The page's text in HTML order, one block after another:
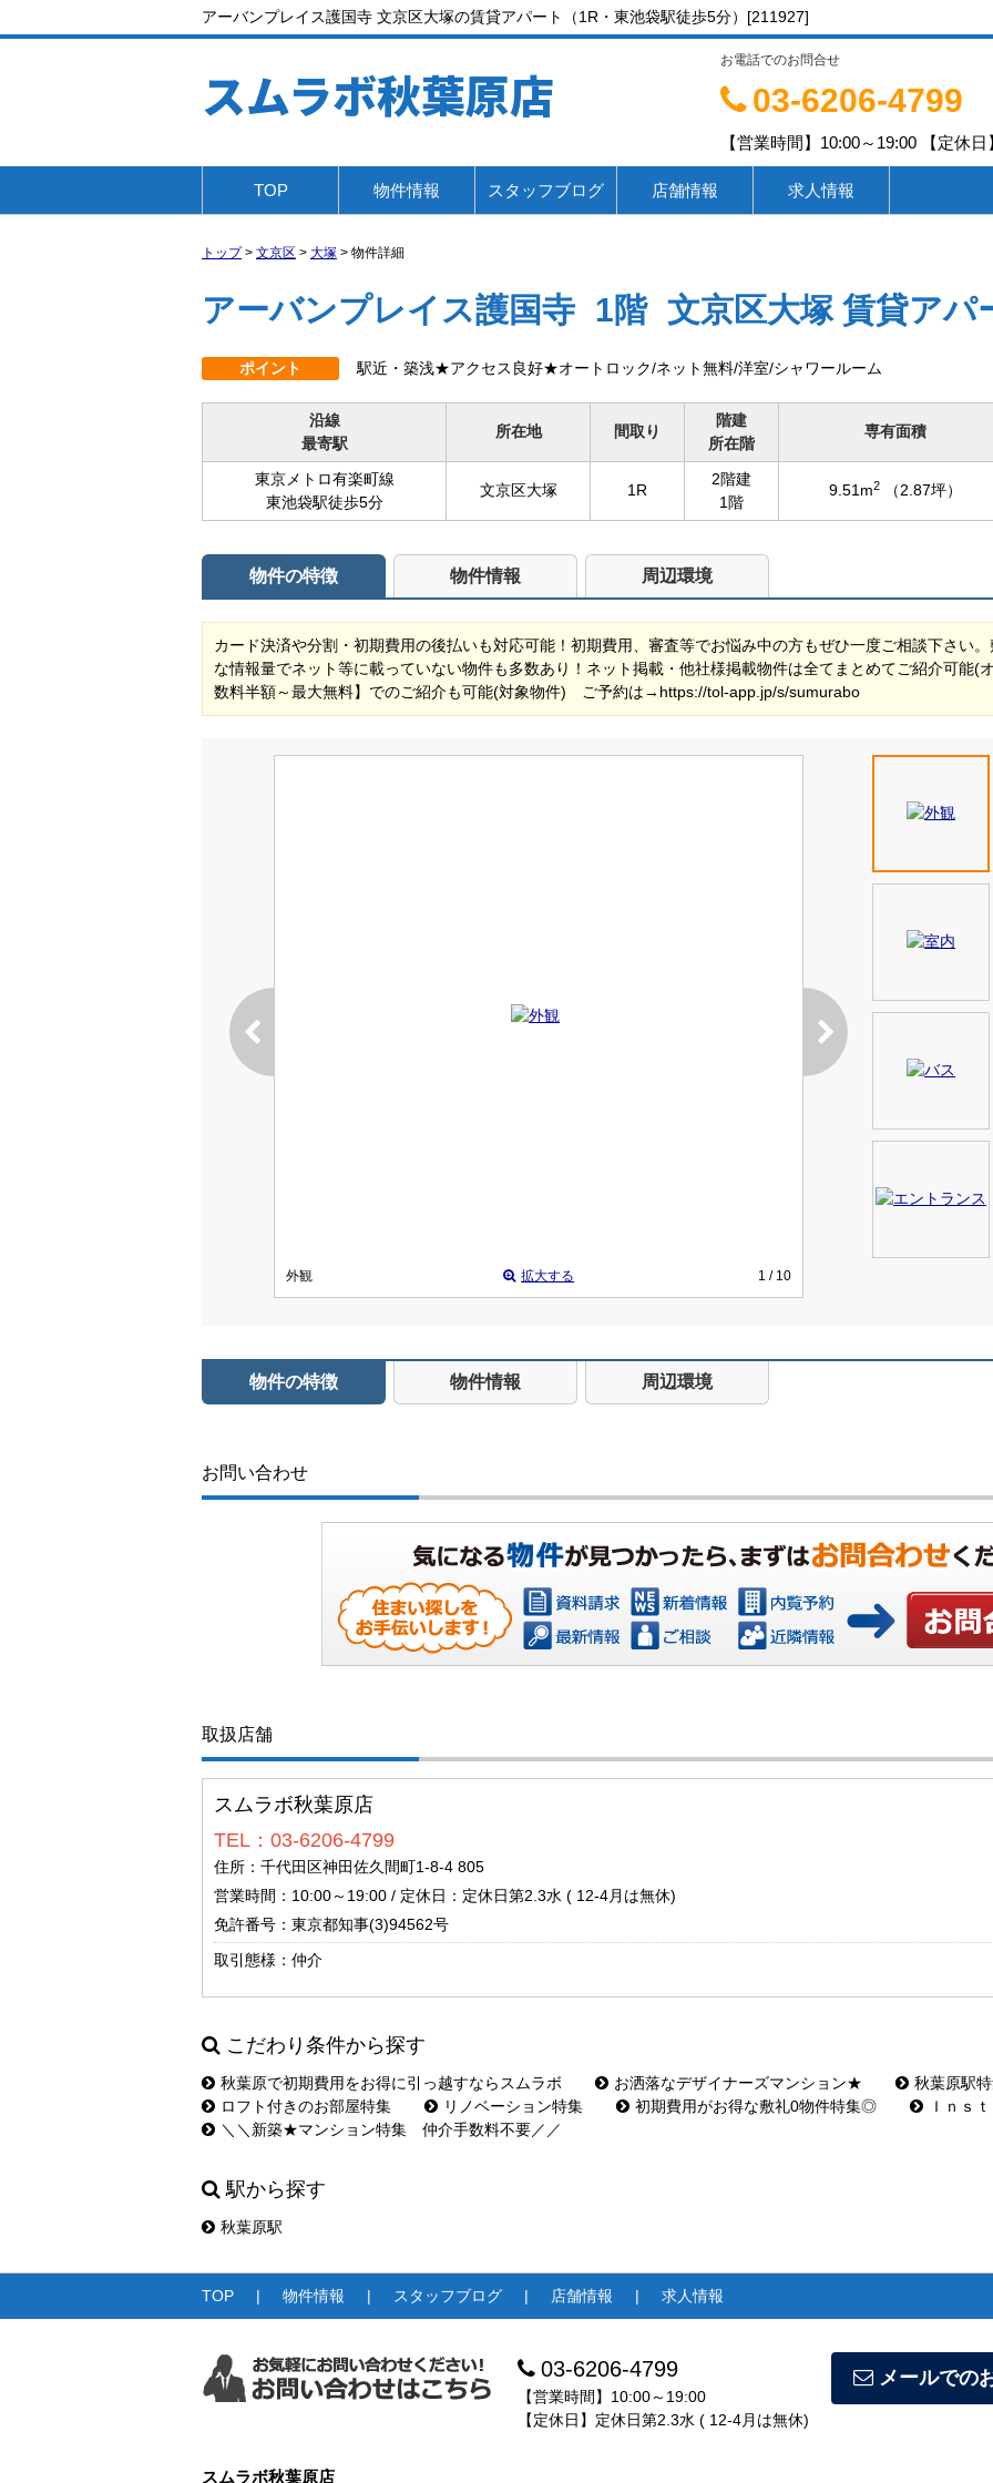
アーバンプレイス護国寺 文京区大塚の賃貸アパート（1R・東池袋駅徒歩5分）[211927]
スムラボ秋葉原店
お電話でのお問合せ
03-6206-4799
【営業時間】10:00～19:00 【定休
TOP 物件情報 スタッフブログ 店舗情報 求人情報
トップ> 文京区 > 大塚 > 物件詳細
アーバンプレイス護国寺 1階 文京区大塚 賃貸アパ
ポイント 駅近・築浅★アクセス良好★オートロック/ネット無料/洋室/シャワールーム
沿線
最寄駅
所在地 間取り
階建
所在階
専有面積
東京メトロ有楽町線
東池袋駅徒歩5分
文京区大塚 1R
2階建
1階
9.51m2 （2.87坪）
物件の特徴 物件情報 周辺環境
カード決済や分割・初期費用の後払いも対応可能！初期費用、審査等でお悩み中の方もぜひ一度ご相談下さい
な情報量でネット等に載っていない物件も多数あり！ネット掲載・他社様掲載物件は全てまとめてご紹介可能
数料半額～最大無料】でのご紹介も可能(対象物件) ご予約は→https://tol-app.jp/s/sumurabo
外観 拡大する 1 / 10
物件の特徴 物件情報 周辺環境
お問い合わせ
取扱店舗
スムラボ秋葉原店
TEL：03-6206-4799
住所：千代田区神田佐久間町1-8-4 805
営業時間：10:00～19:00 / 定休日：定休日第2.3水 ( 12-4月は無休)
免許番号：東京都知事(3)94562号
取引態様：仲介
こだわり条件から探す
秋葉原で初期費用をお得に引っ越すならスムラボ お洒落なデザイナーズマンション★
秋葉原駅
ロフト付きのお部屋特集
リノベーション特集 初期費用がお得な敷礼0物件特集◎
Ｉｎｓ
＼＼新築★マンション特集 仲介手数料不要／／
駅から探す
秋葉原駅
TOP 物件情報 スタッフブログ 店舗情報 求人情報
03-6206-4799
【営業時間】10:00～19:00
【定休日】定休日第2.3水 ( 12-4月は無休)
メールでの
スムラボ秋葉原店